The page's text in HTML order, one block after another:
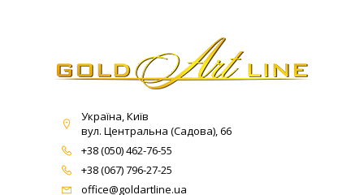
Україна, Київ
вул. Центральна (Садова), 66
+38 (050) 462-76-55
+38 (067) 796-27-25
office@goldartline.ua